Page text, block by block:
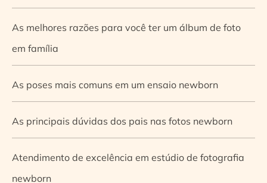
As melhores razões para você ter um álbum de foto
em família
As poses mais comuns em um ensaio newborn
As principais dúvidas dos pais nas fotos newborn
Atendimento de excelência em estúdio de fotografia
newborn